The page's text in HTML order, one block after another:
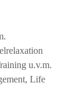
u.v.m.
Life